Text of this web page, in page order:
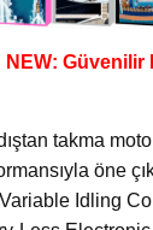
NEW:
takma
öne
Idling